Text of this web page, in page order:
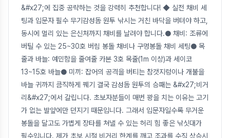
&#x27;에 집중 공략하는 것을 강력히 추천합니다! ◆ 실전 채비 세
팅과 입문자 필수 무기감성돔 원투 낚시는 거친 바닥을 버텨야 하고,
동시에 멀리 있는 은신처까지 채비를 날려야 합니다.● 채비: 조류에
버틸 수 있는 25~30호 버림 봉돌 채비나 구멍봉돌 채비 세팅● 목
줄과 바늘: 예민함을 줄여줄 카본 3호 목줄(1m 이상)과 세이코
13~15호 바늘● 미끼: 잡어의 공격을 버티는 참갯지렁이나 개불을
바늘 귀까지 큼직하게 꿰기 결국 감성돔 원투의 승패는 &#x27;비거
리&#x27;에서 갈립니다. 초보자분들이 매번 꽝을 치는 이유는 고기
가 없는 발앞에만 던지기 때문입니다. 그래서 입문자일수록 무거운
봉돌을 달고도 가볍게 장타를 쳐낼 수 있는 허리 힘 좋은 낚싯대가
필수입니다. 제가 초보 시절 비거리 한계를 깨고 조과를 수직 상승시